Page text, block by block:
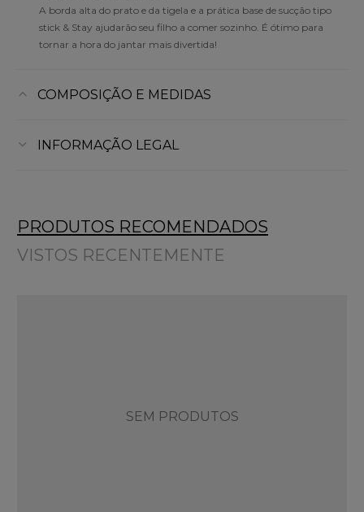
A borda alta do prato e da tigela e a prática base de sucção tipo
stick & Stay ajudarão seu filho a comer sozinho. É ótimo para
tornar a hora do jantar mais divertida!
COMPOSIÇÃO E MEDIDAS
INFORMAÇÃO LEGAL
PRODUTOS RECOMENDADOS
VISTOS RECENTEMENTE
SEM PRODUTOS